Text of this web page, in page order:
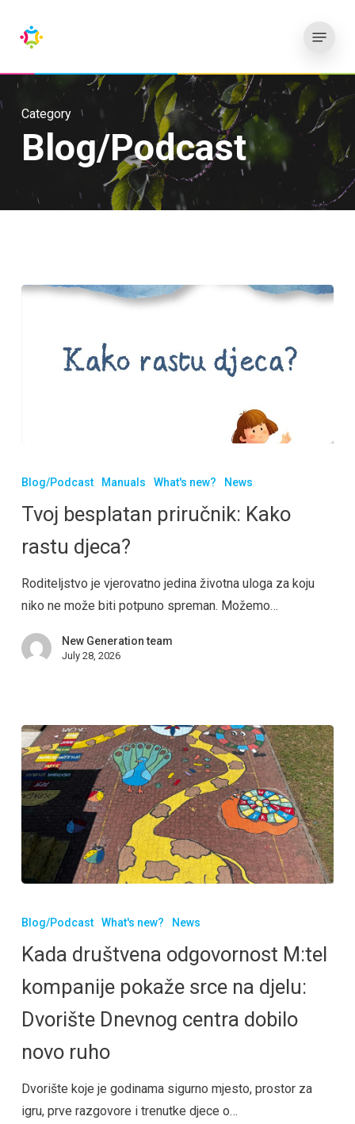
content
Category
Blog/Podcast
Blog/Podcast Manuals What's new? News
Tvoj besplatan priručnik: Kako
rastu djeca?
Roditeljstvo je vjerovatno jedina životna uloga za koju
niko ne može biti potpuno spreman. Možemo…
New Generation team
July 28, 2026
Blog/Podcast What's new? News
Kada društvena odgovornost M:tel
kompanije pokaže srce na djelu:
Dvorište Dnevnog centra dobilo
novo ruho
Dvorište koje je godinama sigurno mjesto, prostor za
igru, prve razgovore i trenutke djece o…